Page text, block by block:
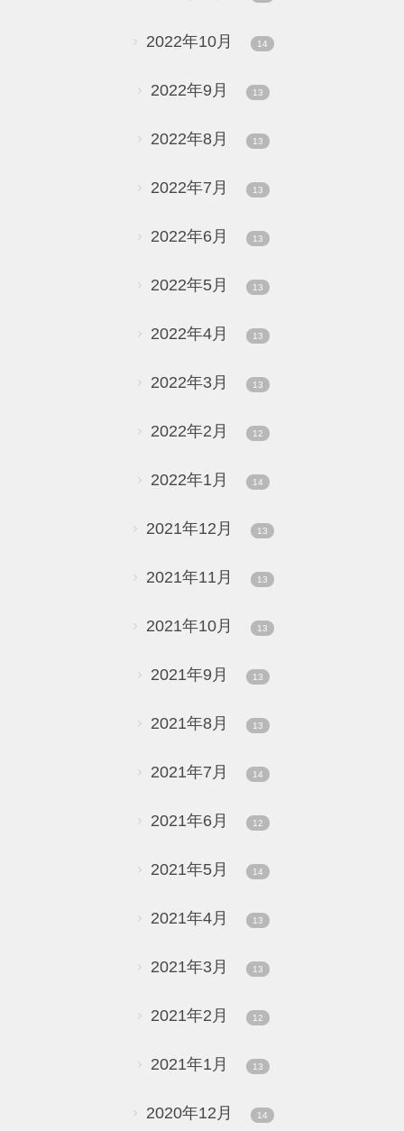
2022年10月 14
2022年9月 13
2022年8月 13
2022年7月 13
2022年6月 13
2022年5月 13
2022年4月 13
2022年3月 13
2022年2月 12
2022年1月 14
2021年12月 13
2021年11月 13
2021年10月 13
2021年9月 13
2021年8月 13
2021年7月 14
2021年6月 12
2021年5月 14
2021年4月 13
2021年3月 13
2021年2月 12
2021年1月 13
2020年12月 14